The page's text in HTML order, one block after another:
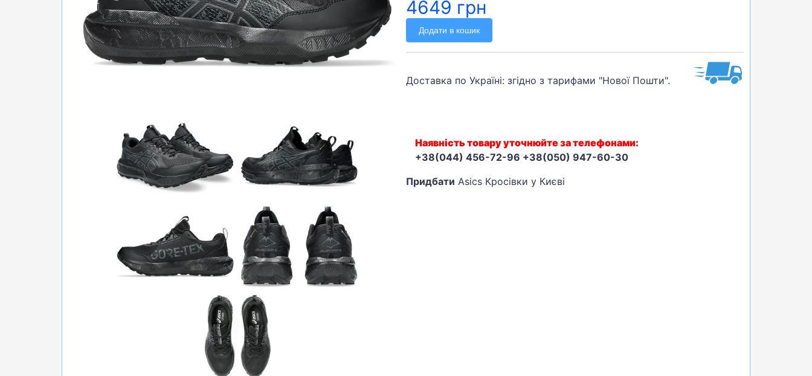
БІГ, ФІТНЕС, М'ЯЧІ
ВЕЛОСИПЕДИ
САМОКАТИ
4649 грн
Додати в кошик
Доставка по Україні: згідно з тарифами "Нової Пошти".
Наявність товару уточнюйте за телефонами:
+38(044) 456-72-96 +38(050) 947-60-30
Придбати Asics Кросівки у Києві